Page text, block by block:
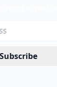
to your
Subscribe